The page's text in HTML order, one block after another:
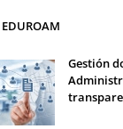
Gestión